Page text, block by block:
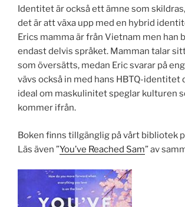
Identitet är också ett ämne som
det är att växa upp med en hybrid
Erics mamma är från Vietnam men han
endast delvis språket. Mamman talar
som översätts, medan Eric svarar på
vävs också in med hans HBTQ-identitet
ideal om maskulinitet speglar kulturen
kommer ifrån.
Boken finns tillgänglig på vårt bibliotek
Läs även ”You’ve Reached Sam” av